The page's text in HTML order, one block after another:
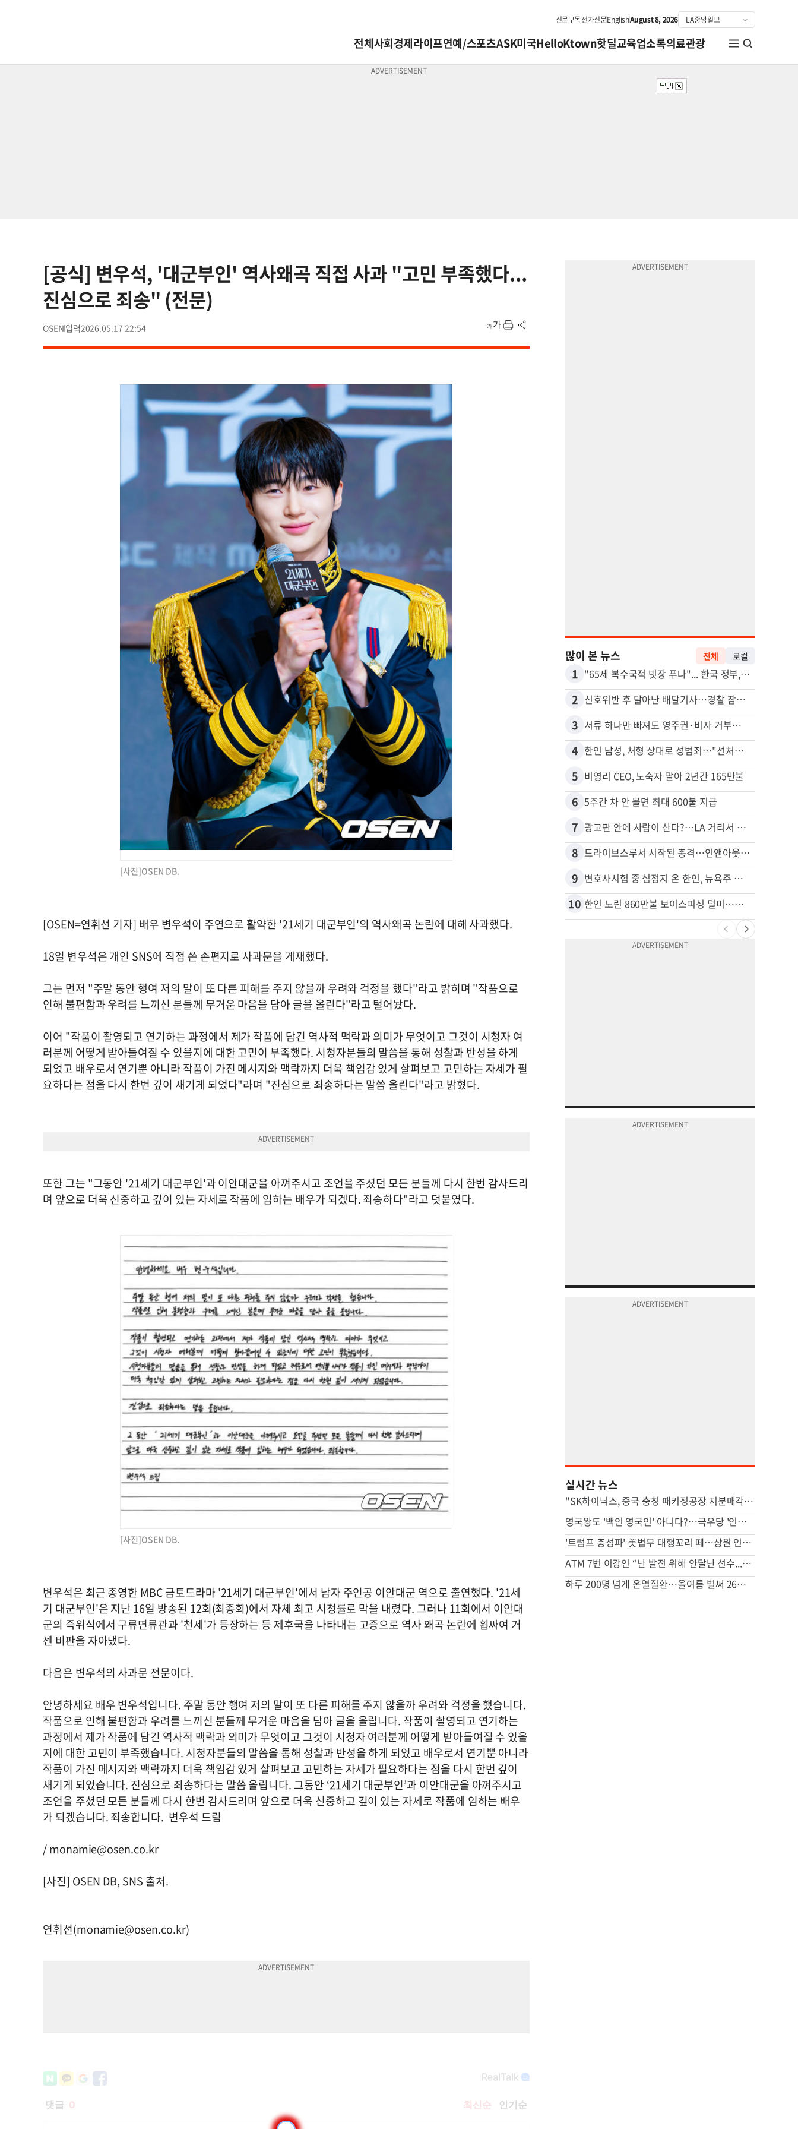
신문구독전자신문EnglishAugust 8, 2026
전체사회경제라이프연예/스포츠ASK미국HelloKtown핫딜교육업소록의료관광
[공식] 변우석, '대군부인' 역사왜곡 직접 사과 "고민 부족했다...
진심으로 죄송" (전문)
OSEN 2026.05.17 22:54
[사진]OSEN DB.
[OSEN=연휘선 기자] 배우 변우석이 주연으로 활약한 '21세기 대군부인'의 역사왜곡 논란에 대해 사과했다.
18일 변우석은 개인 SNS에 직접 쓴 손편지로 사과문을 게재했다.
그는 먼저 "주말 동안 행여 저의 말이 또 다른 피해를 주지 않을까 우려와 걱정을 했다"라고 밝히며 "작품으로
인해 불편함과 우려를 느끼신 분들께 무거운 마음을 담아 글을 올린다"라고 털어놨다.
이어 "작품이 촬영되고 연기하는 과정에서 제가 작품에 담긴 역사적 맥락과 의미가 무엇이고 그것이 시청자 여
러분께 어떻게 받아들여질 수 있을지에 대한 고민이 부족했다. 시청자분들의 말씀을 통해 성찰과 반성을 하게
되었고 배우로서 연기뿐 아니라 작품이 가진 메시지와 맥락까지 더욱 책임감 있게 살펴보고 고민하는 자세가 필
요하다는 점을 다시 한번 깊이 새기게 되었다"라며 "진심으로 죄송하다는 말씀 올린다"라고 밝혔다.
또한 그는 "그동안 '21세기 대군부인'과 이안대군을 아껴주시고 조언을 주셨던 모든 분들께 다시 한번 감사드리
며 앞으로 더욱 신중하고 깊이 있는 자세로 작품에 임하는 배우가 되겠다. 죄송하다"라고 덧붙였다.
[사진]OSEN DB.
변우석은 최근 종영한 MBC 금토드라마 '21세기 대군부인'에서 남자 주인공 이안대군 역으로 출연했다. '21세
기 대군부인'은 지난 16일 방송된 12회(최종회)에서 자체 최고 시청률로 막을 내렸다. 그러나 11회에서 이안대
군의 즉위식에서 구류면류관과 '천세'가 등장하는 등 제후국을 나타내는 고증으로 역사 왜곡 논란에 휩싸여 거
센 비판을 자아냈다.
다음은 변우석의 사과문 전문이다.
안녕하세요 배우 변우석입니다. 주말 동안 행여 저의 말이 또 다른 피해를 주지 않을까 우려와 걱정을 했습니다.
작품으로 인해 불편함과 우려를 느끼신 분들께 무거운 마음을 담아 글을 올립니다. 작품이 촬영되고 연기하는
과정에서 제가 작품에 담긴 역사적 맥락과 의미가 무엇이고 그것이 시청자 여러분께 어떻게 받아들여질 수 있을
지에 대한 고민이 부족했습니다. 시청자분들의 말씀을 통해 성찰과 반성을 하게 되었고 배우로서 연기뿐 아니라
작품이 가진 메시지와 맥락까지 더욱 책임감 있게 살펴보고 고민하는 자세가 필요하다는 점을 다시 한번 깊이
새기게 되었습니다. 진심으로 죄송하다는 말씀 올립니다. 그동안 ‘21세기 대군부인’과 이안대군을 아껴주시고
조언을 주셨던 모든 분들께 다시 한번 감사드리며 앞으로 더욱 신중하고 깊이 있는 자세로 작품에 임하는 배우
가 되겠습니다. 죄송합니다. 변우석 드림
/monamie@osen.co.kr
[사진] OSEN DB, SNS 출처.
연휘선(monamie@osen.co.kr)
많이 본 뉴스 전체 로컬
1 "65세 복수국적 빗장 푸나"... 한국 정부, 연령 완화 전면 추진
2 신호위반 후 달아난 배달기사…경찰 잠복해 잡고보니 ‘반전’
3 서류 하나만 빠져도 영주권·비자 거부…심사관 재량권 대폭 확대
4 한인 남성, 처형 상대로 성범죄…"선처해줬더니 배신자 취급"
5 비영리 CEO, 노숙자 팔아 2년간 165만불
6 5주간 차 안 몰면 최대 600불 지급
7 광고판 안에 사람이 산다?…LA 거리서 화제
8 드라이브스루서 시작된 총격…인앤아웃 참사 영상 공개
9 변호사시험 중 심정지 온 한인, 뉴욕주 제소
10 한인 노린 860만불 보이스피싱 덜미…영사관·한국 검찰 사칭
실시간 뉴스
"SK하이닉스, 중국 충칭 패키징공장 지분매각 등 검토"
영국왕도 '백인 영국인' 아니다?…극우당 '인종분류' 논란
'트럼프 충성파' 美법무 대행꼬리 떼…상원 인준 가까스로 가결
ATM 7번 이강인 “난 발전 위해 안달난 선수...120% 보여줄 것”
하루 200명 넘게 온열질환…올여름 벌써 26명 숨졌다